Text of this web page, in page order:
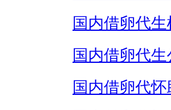
国内借卵代生
国内借卵代生
国内借卵代怀